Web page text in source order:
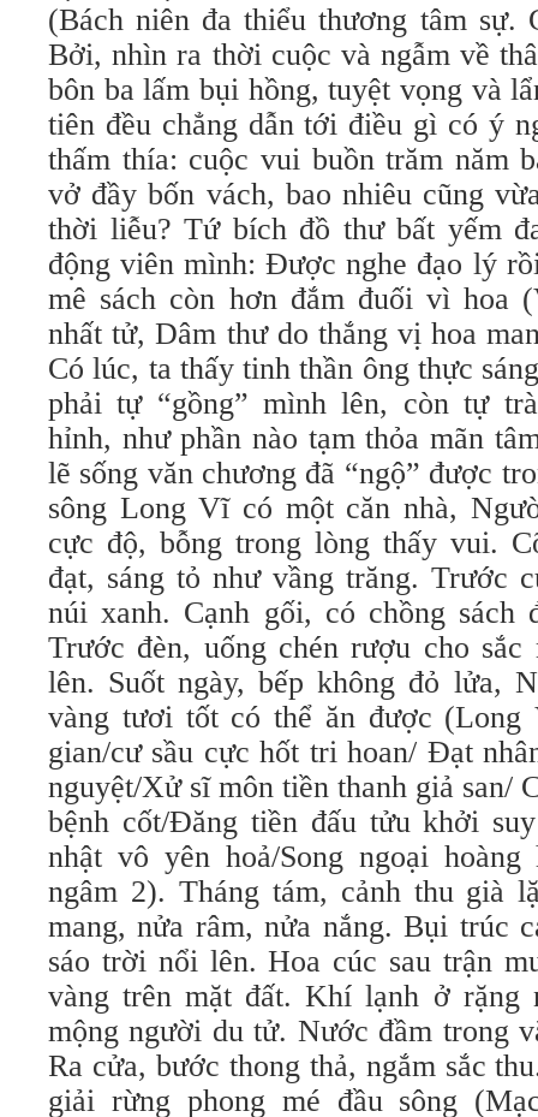
(Bách niên đa thiểu thương tâm sự.
Bởi, nhìn ra thời cuộc và ngẫm về
bôn ba lấm bụi hồng, tuyệt vọng và
tiên đều chẳng dẫn tới điều gì có ý
thấm thía: cuộc vui buồn trăm năm
vở đầy bốn vách, bao nhiêu cũng
thời liễu? Tứ bích đồ thư bất yếm
động viên mình: Được nghe đạo lý
mê sách còn hơn đắm đuối vì hoa
nhất tử, Dâm thư do thắng vị hoa
Có lúc, ta thấy tinh thần ông thực
phải tự “gồng” mình lên, còn tự
hỉnh, như phần nào tạm thỏa mãn
lẽ sống văn chương đã “ngộ” được
sông Long Vĩ có một căn nhà,
cực độ, bỗng trong lòng thấy vui.
đạt, sáng tỏ như vầng trăng. Trước
núi xanh. Cạnh gối, có chồng sách
Trước đèn, uống chén rượu cho
lên. Suốt ngày, bếp không đỏ lửa,
vàng tươi tốt có thể ăn được (Long
gian/cư sầu cực hốt tri hoan/ Đạt
nguyệt/Xử sĩ môn tiền thanh giả san/
bệnh cốt/Đăng tiền đấu tửu khởi
nhật vô yên hoả/Song ngoại
ngâm 2). Tháng tám, cảnh thu già
mang, nửa râm, nửa nắng. Bụi trúc
sáo trời nổi lên. Hoa cúc sau trận
vàng trên mặt đất. Khí lạnh ở rặng
mộng người du tử. Nước đầm trong
Ra cửa, bước thong thả, ngắm sắc
giải rừng phong mé đầu sông